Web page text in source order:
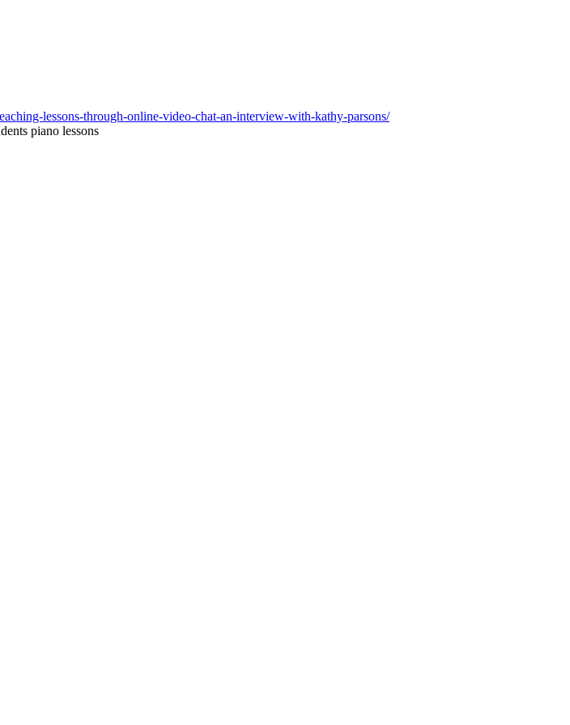
lessons-through-online-video-chat-an-interview-with-kathy-parsons/
piano lessons